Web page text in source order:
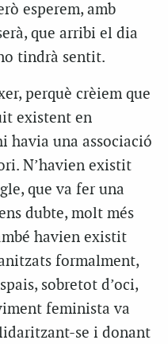
esperem, amb
que arribi el dia
tindrà sentit.
perquè crèiem que
existent en
havia una associació
N’havien existit
que va fer una
dubte, molt més
havien existit
formalment,
sobretot d’oci,
feminista va
se i donant